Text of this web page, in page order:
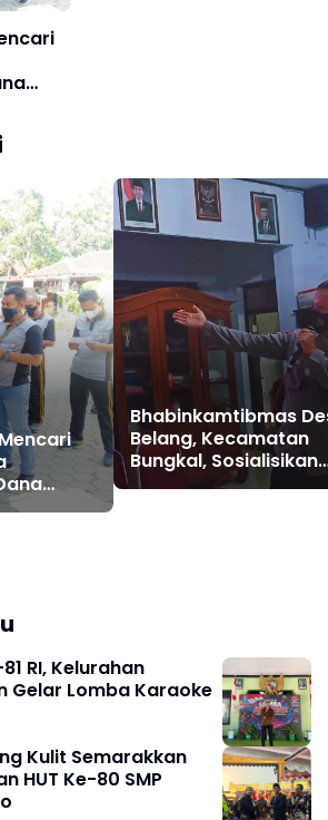
Bhabinkamtibmas
Belang, Kecamatan
Bungkal, Sosialisikan
Bahaya Narkoba
RI, Kelurahan
Gelar Lomba Karaoke
Kulit Semarakkan
HUT Ke-80 SMP